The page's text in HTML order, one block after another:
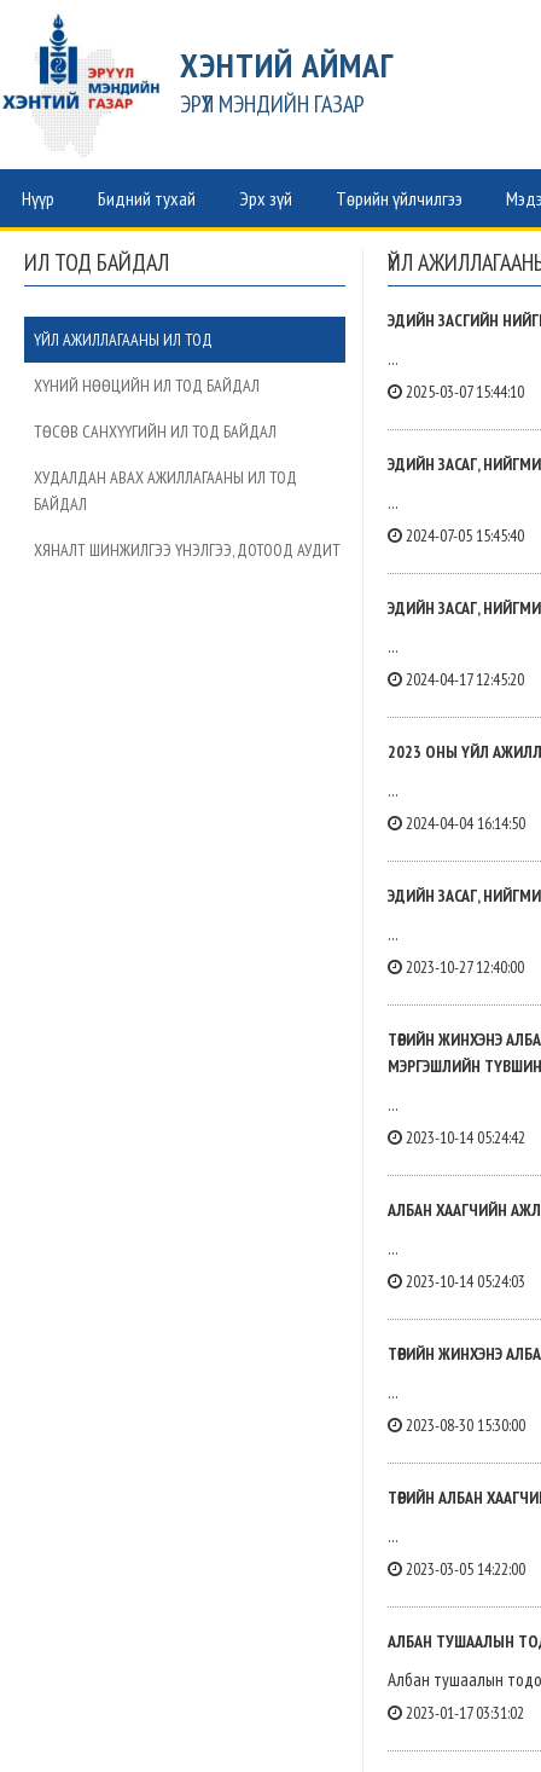
ХЭНТИЙ АЙМАГ
ЭРҮҮЛ МЭНДИЙН ГАЗАР
Нүүр Бидний тухай Эрх зүй Төрийн үйлчилгээ
ИЛ ТОД БАЙДАЛ
ҮЙЛ АЖИЛЛАГААНЫ ИЛ ТОД
ХҮНИЙ НӨӨЦИЙН ИЛ ТОД БАЙДАЛ
ТӨСӨВ САНХҮҮГИЙН ИЛ ТОД БАЙДАЛ
ХУДАЛДАН АВАХ АЖИЛЛАГААНЫ ИЛ ТОД
БАЙДАЛ
ХЯНАЛТ ШИНЖИЛГЭЭ ҮНЭЛГЭЭ, ДОТООД АУДИТ
ҮЙЛ
ЭДИЙН ЗАСГИЙН
...
2025-03-07 15:44:10
ЭДИЙН ЗАСАГ,
...
2024-07-05 15:45:40
ЭДИЙН ЗАСАГ,
...
2024-04-17 12:45:20
2023 ОНЫ ҮЙЛ
...
2024-04-04 16:14:50
ЭДИЙН ЗАСАГ,
...
2023-10-27 12:40:00
ТӨРИЙН ЖИНХЭНЭ
МЭРГЭШЛИЙН
...
2023-10-14 05:24:42
АЛБАН ХААГЧИЙН
...
2023-10-14 05:24:03
ТӨРИЙН ЖИНХЭНЭ
...
2023-08-30 15:30:00
ТӨРИЙН АЛБАН
...
2023-03-05 14:22:00
АЛБАН ТУШААЛЫН
Албан тушаалын
2023-01-17 03:31:02